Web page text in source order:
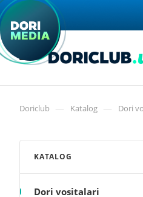
Doriclub — Katalog — Dori
KATALOG
Dori vositalari